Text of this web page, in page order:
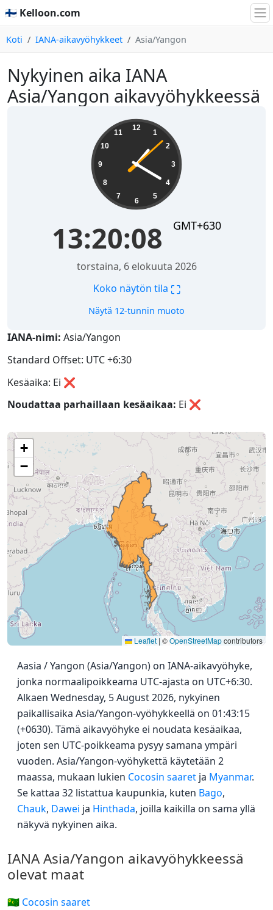
🇫🇮 Kelloon.com
Koti IANA-aikavyöhykkeet Asia/Yangon
Nykyinen aika IANA
Asia/Yangon aikavyöhykkeessä
12
1
2
3
4
5
6
7
8
9
10
11
13:20:09 GMT+630
torstaina, 6 elokuuta 2026
Koko näytön tila ⛶
Näytä 12-tunnin muoto
IANA-nimi: Asia/Yangon
Standard Offset: UTC +6:30
Kesäaika: Ei ❌
Noudattaa parhaillaan kesäaikaa: Ei ❌
+
−
Leaflet | ©OpenStreetMapcontributors
Aasia / Yangon (Asia/Yangon) on IANA-aikavyöhyke,
jonka normaalipoikkeama UTC-ajasta on UTC+6:30.
Alkaen Wednesday, 5 August 2026, nykyinen
paikallisaika Asia/Yangon-vyöhykkeellä on 01:43:15
(+0630). Tämä aikavyöhyke ei noudata kesäaikaa,
joten sen UTC-poikkeama pysyy samana ympäri
vuoden. Asia/Yangon-vyöhykettä käytetään 2
maassa, mukaan lukien Cocosin saaret ja Myanmar.
Se kattaa 32 listattua kaupunkia, kuten Bago,
Chauk, Dawei ja Hinthada, joilla kaikilla on sama yllä
näkyvä nykyinen aika.
IANA Asia/Yangon aikavyöhykkeessä
olevat maat
🇨🇨 Cocosin saaret